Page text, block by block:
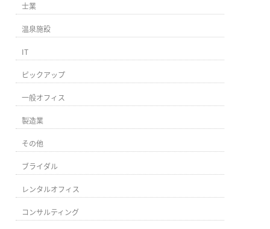
士業
温泉施設
IT
ピックアップ
一般オフィス
製造業
その他
ブライダル
レンタルオフィス
コンサルティング